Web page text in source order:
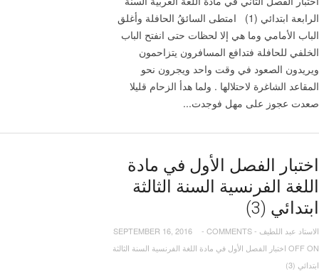
الرابعة ابتدائي (1) امتطى السائقُ الحافلة وأغلق
الباب الأمامي وما هي إلا لحظات حتى انفتح الباب
الخلفي للحافلة فتدافع المسافرون يتزاحمون
ويريدون الصعود في وقت واحد ويجرون نحو
المقاعد الشاغرة لاحتلالها . ولما هدأ الزحام قليلا
صعدت عجوز على مهل فوجدت...
اختبار الفصل الأول في مادة
اللغة الفرنسية السنة الثالثة
ابتدائي (3)
الاستاد عبد اللطيف -
SEPTEMBER 16, 2016 - COMMENTS
OFF ON اختبار الفصل الأول في مادة اللغة الفرنسية السنة الثالثة
ابتدائي (3)